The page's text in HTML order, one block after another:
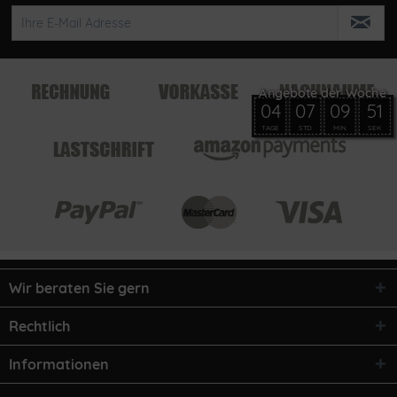
Wir beraten Sie gern
Rechtlich
Informationen
04
TAGE
07
STD
09
MIN
51
SEK